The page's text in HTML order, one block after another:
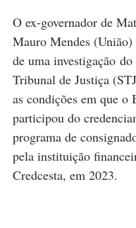
O ex-governador de
Mauro Mendes (União)
de uma investigação
Tribunal de Justiça
as condições em que o
participou do
programa de
pela instituição
Credcesta, em 2023.